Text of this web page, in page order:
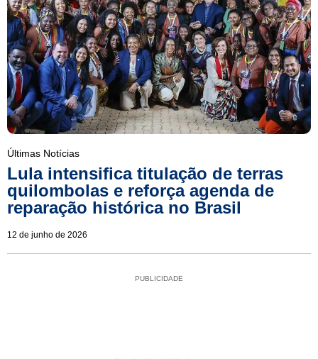
Últimas Notícias
Lula intensifica titulação de terras
quilombolas e reforça agenda de
reparação histórica no Brasil
12 de junho de 2026
PUBLICIDADE